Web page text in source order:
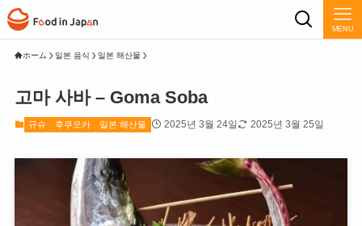
MENU
ホーム 일본 음식 일본 해산물
고마 사바 – Goma Soba
규슈 후쿠오카 일본 해산물 2025년 3월 24일 2025년 3월 25일